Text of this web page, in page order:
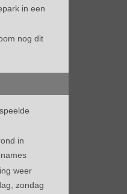
in een
nog dit
in
weer
zondag